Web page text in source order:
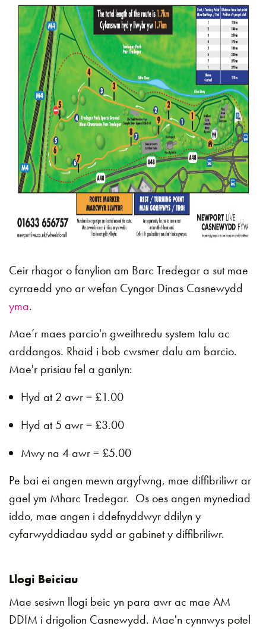
Ceir rhagor o fanylion am Barc Tredegar a sut mae
cyrraedd yno ar wefan Cyngor Dinas Casnewydd
yma.
Mae’r maes parcio'n gweithredu system talu ac
arddangos. Rhaid i bob cwsmer dalu am barcio.
Mae'r prisiau fel a ganlyn:
Hyd at 2 awr = £1.00
Hyd at 5 awr = £3.00
Mwy na 4 awr = £5.00
Pe bai ei angen mewn argyfwng, mae diffibriliwr ar
gael ym Mharc Tredegar. Os oes angen mynediad
iddo, mae angen i ddefnyddwyr ddilyn y
cyfarwyddiadau sydd ar gabinet y diffibriliwr.
Llogi Beiciau
Mae sesiwn llogi beic yn para awr ac mae AM
DDIM i drigolion Casnewydd. Mae'n cynnwys potel